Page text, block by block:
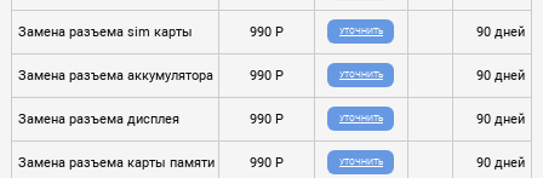
Замена разъема sim карты 990 P УТОЧНИТЬ 90 дней
Замена разъема аккумулятора 990 P УТОЧНИТЬ 90 дней
Замена разъема дисплея 990 P УТОЧНИТЬ 90 дней
Замена разъема карты памяти 990 P УТОЧНИТЬ 90 дней